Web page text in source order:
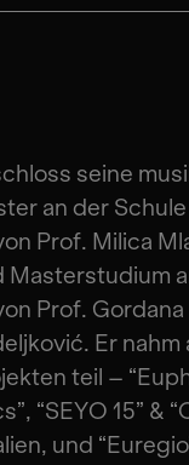
seine
an der
Prof. Milica
Masterstudium
Prof.
Er nahm
teil –
“SEYO 15”
und